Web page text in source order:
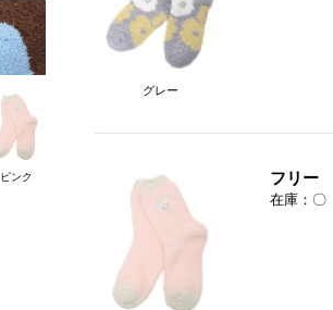
ピンク
グレー
フリー
在庫：〇